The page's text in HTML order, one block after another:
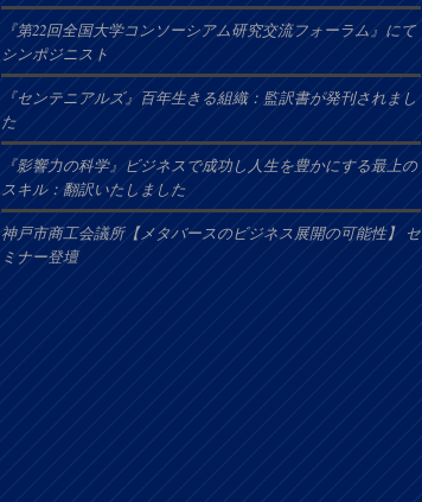
『第22回全国大学コンソーシアム研究交流フォーラム』にて
シンポジニスト
『センテニアルズ』百年生きる組織：監訳書が発刊されまし
た
『影響力の科学』ビジネスで成功し人生を豊かにする最上の
スキル：翻訳いたしました
神戸市商工会議所【メタバースのビジネス展開の可能性】 セ
ミナー登壇